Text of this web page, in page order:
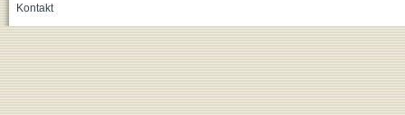
Kontakt